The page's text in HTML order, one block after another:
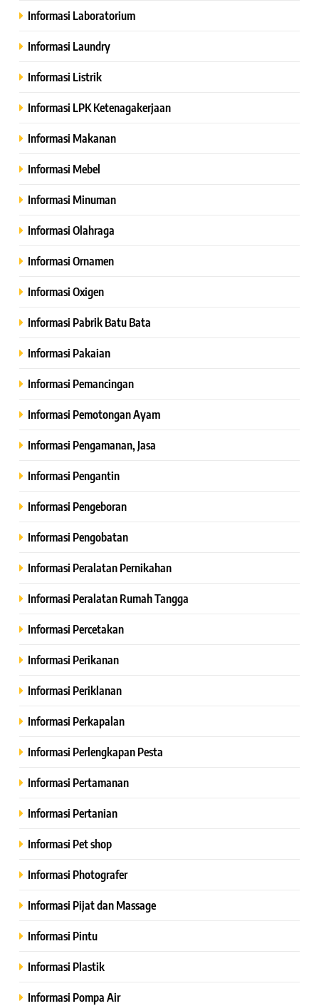
Informasi Laboratorium
Informasi Laundry
Informasi Listrik
Informasi LPK Ketenagakerjaan
Informasi Makanan
Informasi Mebel
Informasi Minuman
Informasi Olahraga
Informasi Ornamen
Informasi Oxigen
Informasi Pabrik Batu Bata
Informasi Pakaian
Informasi Pemancingan
Informasi Pemotongan Ayam
Informasi Pengamanan, Jasa
Informasi Pengantin
Informasi Pengeboran
Informasi Pengobatan
Informasi Peralatan Pernikahan
Informasi Peralatan Rumah Tangga
Informasi Percetakan
Informasi Perikanan
Informasi Periklanan
Informasi Perkapalan
Informasi Perlengkapan Pesta
Informasi Pertamanan
Informasi Pertanian
Informasi Pet shop
Informasi Photografer
Informasi Pijat dan Massage
Informasi Pintu
Informasi Plastik
Informasi Pompa Air